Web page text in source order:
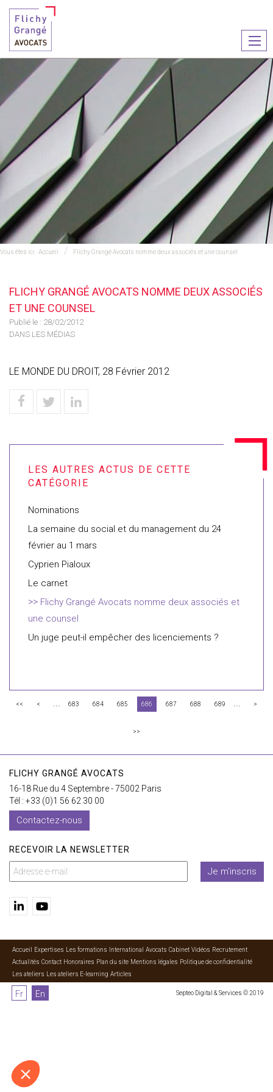
le
Vous êtes ici :Accueil Flichy Grangé Avocats nomme deux associés et une counsel
FLICHY GRANGÉ AVOCATS NOMME DEUX ASSOCIÉS
ET UNE COUNSEL
Publié le : 28/02/2012
DANS LES MÉDIAS
LE MONDE DU DROIT, 28 Février 2012
Nominations
La semaine du social et du management du 24
février au 1 mars
Cyprien Pialoux
Le carnet
Flichy Grangé Avocats nomme deux associés et
une counsel
Un juge peut-il empêcher des licenciements ?
<< < ... 683 684 685 686 687 688 689 ... >
>>
FLICHY GRANGÉ AVOCATS
16-18 Rue du 4 Septembre - 75002 Paris
Tél : +33 (0)1 56 62 30 00
Contactez-nous
RECEVOIR LA NEWSLETTER
Je m'inscris
Accueil Expertises Les formations International Avocats Cabinet Vidéos Recrutement
Actualités Contact Honoraires Plan du site Mentions légales Politique de confidentialité
Les ateliers
Les ateliers E-learning Articles
Fr En Septeo Digital & Services © 2019